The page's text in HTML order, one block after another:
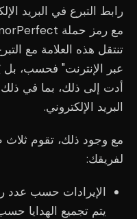
رابط التبرع في البريد
تنتقل هذه العلامة مع
عبر الإنترنت" فحسب، بل
أدت إلى ذلك، بما في
البريد الإلكتروني.
مع وجود ذلك، تقوم
لفريقك:
الإيرادات حسب عدد
يتم تجميع الهدايا